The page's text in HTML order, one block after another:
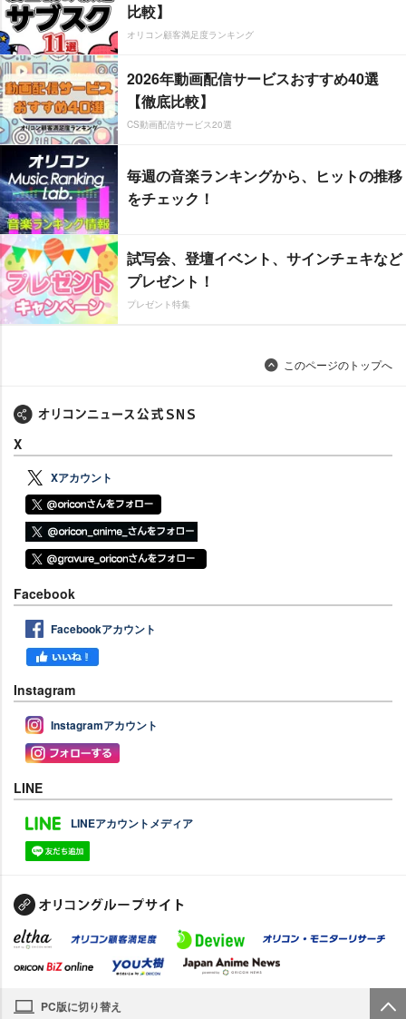
比較】
オリコン顧客満足度ランキング
2026年動画配信サービスおすすめ40選
【徹底比較】
CS動画配信サービス20選
毎週の音楽ランキングから、ヒットの推移
をチェック！
試写会、登壇イベント、サインチェキなど
プレゼント！
プレゼント特集
このページのトップへ
X
Xアカウント
Facebook
Facebookアカウント
Instagram
Instagramアカウント
LINE
LINEアカウントメディア
PC版に切り替え